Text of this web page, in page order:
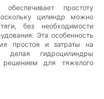
простоту
цилиндр можно
без необходимости
Эта особенность
простоя и затраты на
делая гидроцилиндры
для тяжелого